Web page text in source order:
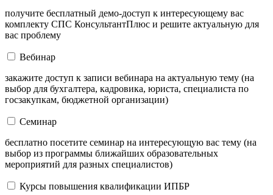
получите бесплатный демо-доступ к интересующему вас
комплекту СПС КонсультантПлюс и решите актуальную для
вас проблему
Вебинар
закажите доступ к записи вебинара на актуальную тему (на
выбор для бухгалтера, кадровика, юриста, специалиста по
госзакупкам, бюджетной организации)
Семинар
бесплатно посетите семинар на интересующую вас тему (на
выбор из программы ближайших образовательных
мероприятий для разных специалистов)
Курсы повышения квалификации ИПБР